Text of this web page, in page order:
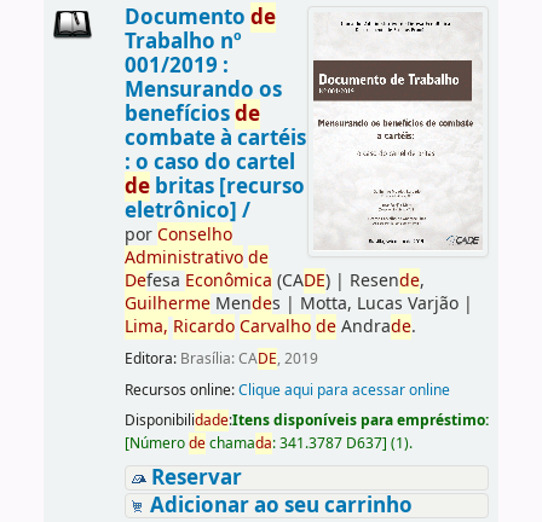
Documento de
Trabalho nº
001/2019 :
Mensurando os
benefíciosde
combate à cartéis
: o caso do cartel
debritas [recurso
eletrônico] /
porConselho
Administrativo de
Defesa Econômica (CADE)| Resende,
GuilhermeMendes | Motta, Lucas Varjão|
Lima, Ricardo Carvalho deAndrade.
Editora: Brasília: CADE, 2019
Recursos online:Clique aqui para acessar online
Disponibilidade:Itens disponíveis para empréstimo:
[Númerodechamada:341.3787 D637] (1).
Reservar
Adicionar ao seu carrinho